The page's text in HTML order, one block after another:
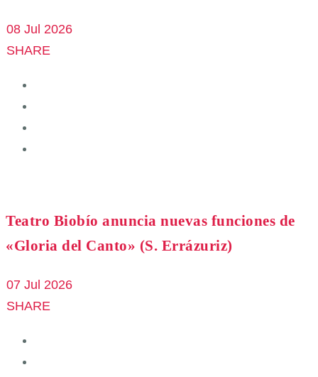
08 Jul 2026
SHARE
Teatro Biobío anuncia nuevas funciones de
«Gloria del Canto» (S. Errázuriz)
07 Jul 2026
SHARE